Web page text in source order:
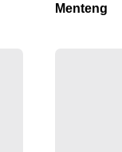
Menteng